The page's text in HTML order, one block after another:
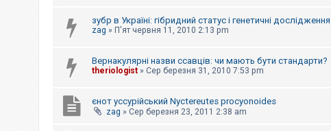
зубр в Україні: гібридний статус і генетичні дослідження
zag » П'ят червня 11, 2010 2:13 pm
Вернакулярні назви ссавців: чи мають бути стандарти?
theriologist » Сер березня 31, 2010 7:53 pm
єнот уссурійський Nyctereutes procyonoides
zag » Сер березня 23, 2011 2:38 am